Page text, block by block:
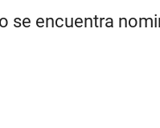
se encuentra